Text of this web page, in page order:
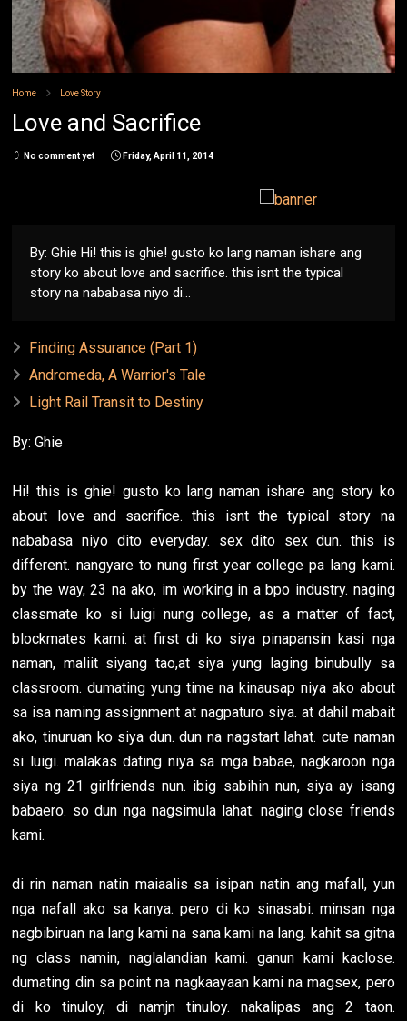
Home Love Story
Love and Sacrifice
No comment yet Friday, April 11, 2014
By: Ghie Hi! this is ghie! gusto ko lang naman ishare ang
story ko about love and sacrifice. this isnt the typical
story na nababasa niyo di...
Finding Assurance (Part 1)
Andromeda, A Warrior's Tale
Light Rail Transit to Destiny
By: Ghie
Hi! this is ghie! gusto ko lang naman ishare ang story ko
about love and sacrifice. this isnt the typical story na
nababasa niyo dito everyday. sex dito sex dun. this is
different. nangyare to nung first year college pa lang kami.
by the way, 23 na ako, im working in a bpo industry. naging
classmate ko si luigi nung college, as a matter of fact,
blockmates kami. at first di ko siya pinapansin kasi nga
naman, maliit siyang tao,at siya yung laging binubully sa
classroom. dumating yung time na kinausap niya ako about
sa isa naming assignment at nagpaturo siya. at dahil mabait
ako, tinuruan ko siya dun. dun na nagstart lahat. cute naman
si luigi. malakas dating niya sa mga babae, nagkaroon nga
siya ng 21 girlfriends nun. ibig sabihin nun, siya ay isang
babaero. so dun nga nagsimula lahat. naging close friends
kami.
di rin naman natin maiaalis sa isipan natin ang mafall, yun
nga nafall ako sa kanya. pero di ko sinasabi. minsan nga
nagbibiruan na lang kami na sana kami na lang. kahit sa gitna
ng class namin, naglalandian kami. ganun kami kaclose.
dumating din sa point na nagkaayaan kami na magsex, pero
di ko tinuloy, di namjn tinuloy. nakalipas ang 2 taon.